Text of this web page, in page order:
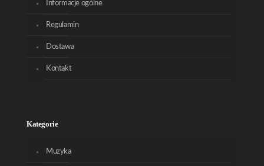
Informacje ogólne
Regulamin
Dostawa
Kontakt
Kategorie
Muzyka